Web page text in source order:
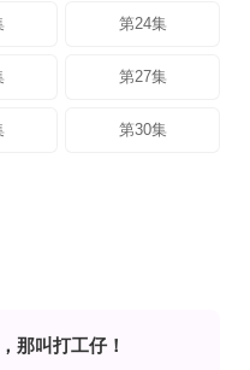
第24集
第27集
第30集
那叫打工仔！